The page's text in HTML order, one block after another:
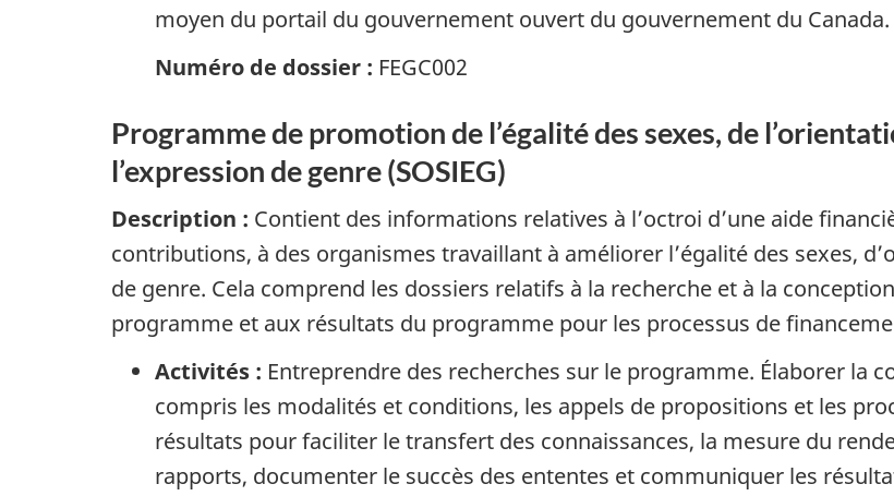
moyen du portail du gouvernement ouvert du gouvernement du Canada.
Numéro de dossier : FEGC002
Programme de promotion de l’égalité des sexes, de
l’expression de genre (SOSIEG)
Description : Contient des informations relatives à l’octroi d’une aide
contributions, à des organismes travaillant à améliorer l’égalité des sexes,
de genre. Cela comprend les dossiers relatifs à la recherche et à la
programme et aux résultats du programme pour les processus de
Activités : Entreprendre des recherches sur le programme. Élaborer la
compris les modalités et conditions, les appels de propositions et les
résultats pour faciliter le transfert des connaissances, la mesure du
rapports, documenter le succès des ententes et communiquer les